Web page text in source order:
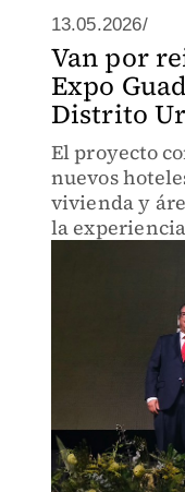
13.05.2026/
Van por
Expo
Distrito
El proyecto contempla la creación de
nuevos
vivienda y
la